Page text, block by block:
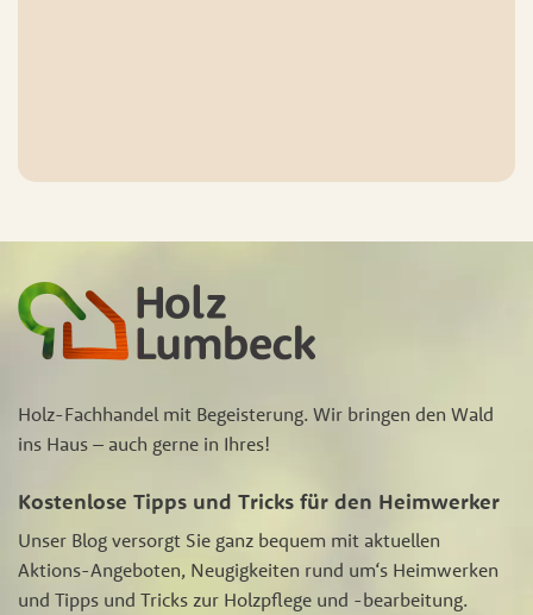
Holz-Fachhandel mit Begeisterung. Wir bringen den Wald
ins Haus – auch gerne in Ihres!
Kostenlose Tipps und Tricks für den Heimwerker
Unser Blog versorgt Sie ganz bequem mit aktuellen
Aktions-Angeboten, Neugigkeiten rund um‘s Heimwerken
und Tipps und Tricks zur Holzpflege und -bearbeitung.